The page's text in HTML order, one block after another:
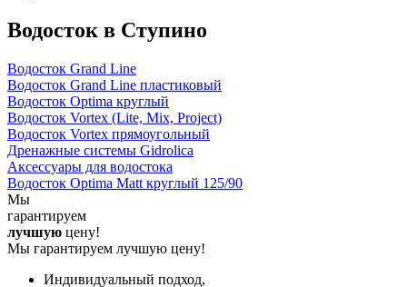
Водосток в Ступино
Водосток Grand Line
Водосток Grand Line пластиковый
Водосток Optima круглый
Водосток Vortex (Lite, Mix, Project)
Водосток Vortex прямоугольный
Дренажные системы Gidrolica
Аксессуары для водостока
Водосток Optima Matt круглый 125/90
Мы
гарантируем
лучшую цену!
Мы гарантируем лучшую цену!
Индивидуальный подход,